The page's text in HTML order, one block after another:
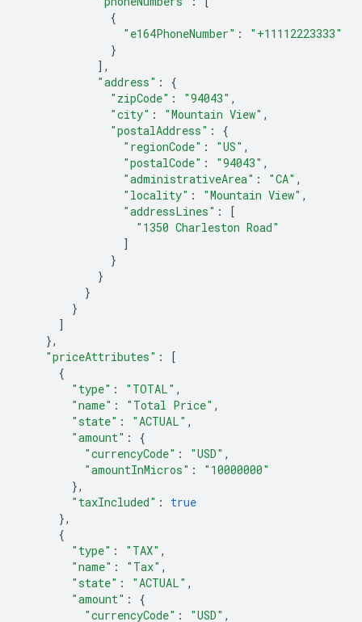
{
"e164PhoneNumber" :
"+11112223333"
}
],
"address" :
{
"zipCode" : "94043" ,
"city" : "Mountain View" ,
"postalAddress" :
{
"regionCode" : "US" ,
"postalCode" : "94043" ,
"administrativeArea" : "CA" ,
"locality" : "Mountain View" ,
"addressLines" :
[
"1350 Charleston Road"
]
}
}
}
}
]
},
"priceAttributes" :
[
{
"type" : "TOTAL" ,
"name" : "Total Price" ,
"state" : "ACTUAL" ,
"amount" :
{
"currencyCode" : "USD" ,
"amountInMicros" :
"10000000"
},
"taxIncluded" :
true
},
{
"type" : "TAX" ,
"name" : "Tax" ,
"state" : "ACTUAL" ,
"amount" :
{
"currencyCode" : "USD" ,